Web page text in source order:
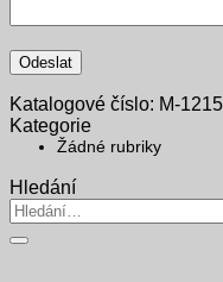
Katalogové číslo: M-
Kategorie
Žádné rubriky
Hledání
Hledat: